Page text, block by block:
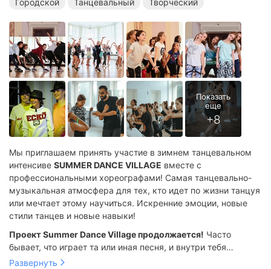
Городской Танцевальный Творческий
Мы приглашаем принять участие в зимнем танцевальном
интенсиве SUMMER DANCE VILLAGE вместе с
профессиональными хореографами! Самая танцевально-
музыкальная атмосфера для тех, кто идет по жизни танцуя
или мечтает этому научиться. Искренние эмоции, новые
стили танцев и новые навыки!
Проект Summer Dance Village продолжается! Часто
бывает, что играет та или иная песня, и внутри тебя
появляется заряд позитивных эмоций и мир кажется
Развернуть